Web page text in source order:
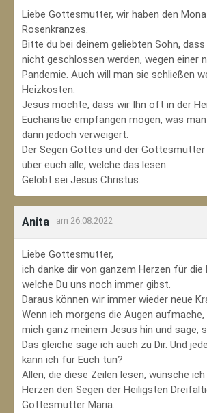
Liebe Gottesmutter, wir haben den
Rosenkranzes.
Bitte du bei deinem geliebten Sohn, dass
nicht geschlossen werden, wegen einer
Pandemie. Auch will man sie schließen
Heizkosten.
Jesus möchte, dass wir Ihn oft in der
Eucharistie empfangen mögen, was man
dann jedoch verweigert.
Der Segen Gottes und der Gottesmutter
über euch alle, welche das lesen.
Gelobt sei Jesus Christus.
Anita am 26.08.2022
Liebe Gottesmutter,
ich danke dir von ganzem Herzen für
welche Du uns noch immer gibst.
Daraus können wir immer wieder neue
Wenn ich morgens die Augen aufmache,
mich ganz meinem Jesus hin und sage,
Das gleiche sage ich auch zu Dir. Und
kann ich für Euch tun?
Allen, die diese Zeilen lesen, wünsche
Herzen den Segen der Heiligsten
Gottesmutter Maria.